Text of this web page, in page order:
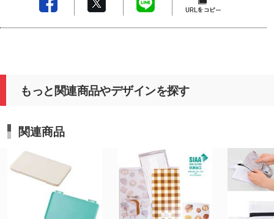
もっと関連商品やデザインを探す
関連商品